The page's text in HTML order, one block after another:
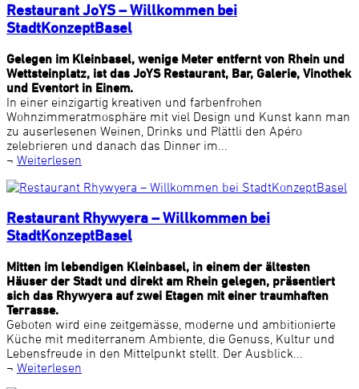
Restaurant JoYS – Willkommen bei
StadtKonzeptBasel
Gelegen im Kleinbasel, wenige Meter entfernt von Rhein und
Wettsteinplatz, ist das JoYS Restaurant, Bar, Galerie, Vinothek
und Eventort in Einem.
In einer einzigartig kreativen und farbenfrohen
Wohnzimmeratmosphäre mit viel Design und Kunst kann man
zu auserlesenen Weinen, Drinks und Plättli den Apéro
zelebrieren und danach das Dinner im...
¬ Weiterlesen
Restaurant Rhywyera – Willkommen bei
StadtKonzeptBasel
Mitten im lebendigen Kleinbasel, in einem der ältesten
Häuser der Stadt und direkt am Rhein gelegen, präsentiert
sich das Rhywyera auf zwei Etagen mit einer traumhaften
Terrasse.
Geboten wird eine zeitgemässe, moderne und ambitionierte
Küche mit mediterranem Ambiente, die Genuss, Kultur und
Lebensfreude in den Mittelpunkt stellt. Der Ausblick...
¬ Weiterlesen